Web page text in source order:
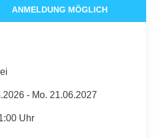
ANMELDUNG MÖGLICH
- Mo. 21.06.2027
Uhr